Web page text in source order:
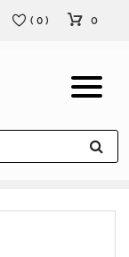
( 0 ) 0